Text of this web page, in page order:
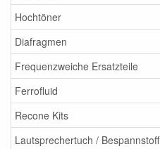
Hochtöner
Diafragmen
Frequenzweiche Ersatzteile
Ferrofluid
Recone Kits
Lautsprechertuch / Bespannstoff